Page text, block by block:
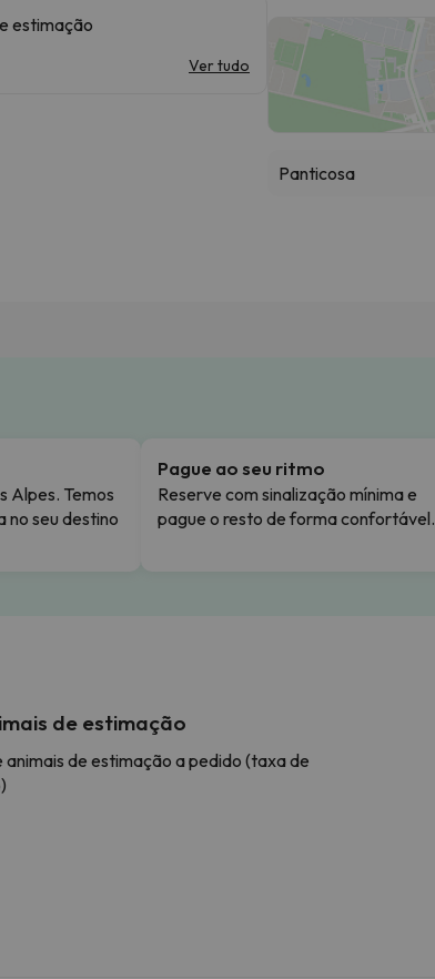
estimação
Ver tudo
Panticosa
Alpes. Temos
no seu destino
Pague ao seu ritmo
Reserve com sinalização mínima e
pague o resto de forma confortável.
de estimação
animais de estimação a pedido (taxa de